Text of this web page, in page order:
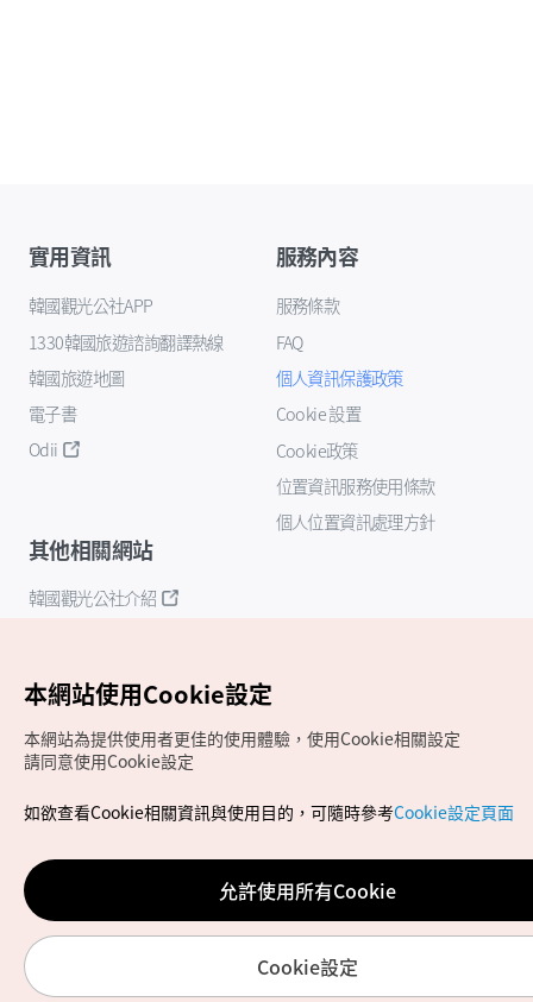
實用資訊
韓國觀光公社APP
1330韓國旅遊諮詢翻譯熱線
韓國旅遊地圖
電子書
Odii
服務內容
服務條款
FAQ
個人資訊保護政策
Cookie 設置
Cookie政策
位置資訊服務使用條款
個人位置資訊處理方針
其他相關網站
韓國觀光公社介紹
Copyrights (c) 韓國觀光公社版權所有
如有相關疑問或建議，歡迎來信至官方信箱
chinese_big5@knto.or.kr
本網站使用Cookie設定
本網站為提供使用者更佳的使用體驗，使用Cookie相關設定
請同意使用Cookie設定
如欲查看Cookie相關資訊與使用目的，可隨時參考Cookie設定頁面
允許使用所有Cookie
Cookie設定